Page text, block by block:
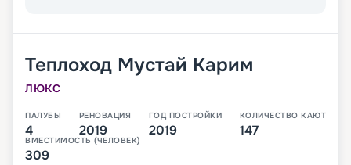
Теплоход Мустай Карим
ЛЮКС
ПАЛУБЫ
4
РЕНОВАЦИЯ
2019
ГОД ПОСТРОЙКИ
2019
КОЛИЧЕСТВО КАЮТ
147
ВМЕСТИМОСТЬ (ЧЕЛОВЕК)
309